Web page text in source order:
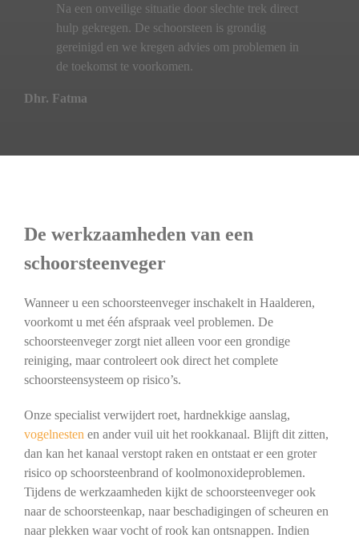
Na een onveilige situatie door slechte trek direct
hulp gekregen. De schoorsteen is grondig
gereinigd en we kregen advies om problemen in
de toekomst te voorkomen.
Dhr. Fatma
De werkzaamheden van een
schoorsteenveger
Wanneer u een schoorsteenveger inschakelt in Haalderen,
voorkomt u met één afspraak veel problemen. De
schoorsteenveger zorgt niet alleen voor een grondige
reiniging, maar controleert ook direct het complete
schoorsteensysteem op risico’s.
Onze specialist verwijdert roet, hardnekkige aanslag,
vogelnesten en ander vuil uit het rookkanaal. Blijft dit zitten,
dan kan het kanaal verstopt raken en ontstaat er een groter
risico op schoorsteenbrand of koolmonoxideproblemen.
Tijdens de werkzaamheden kijkt de schoorsteenveger ook
naar de schoorsteenkap, naar beschadigingen of scheuren en
naar plekken waar vocht of rook kan ontsnappen. Indien